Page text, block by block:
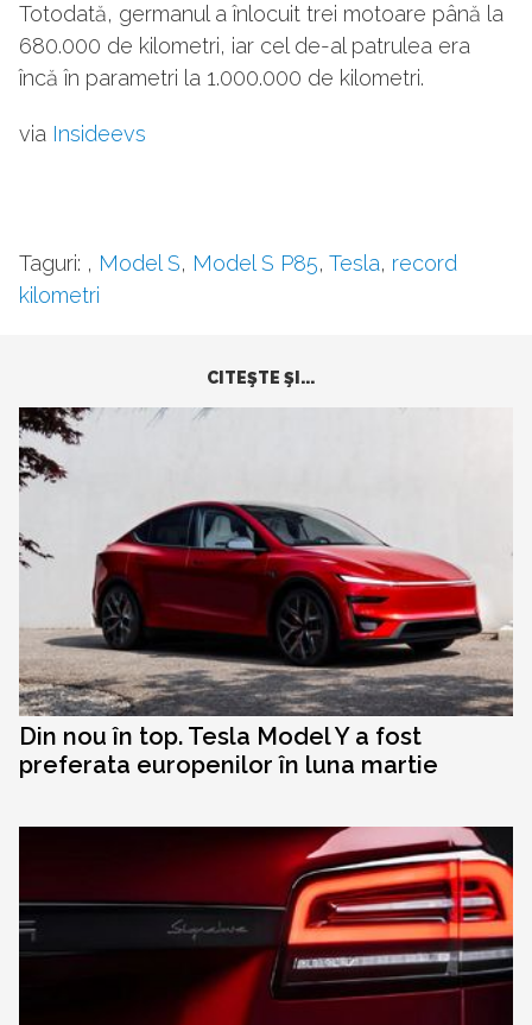
Totodată, germanul a înlocuit trei motoare până la
680.000 de kilometri, iar cel de-al patrulea era
încă în parametri la 1.000.000 de kilometri.
via Insideevs
Taguri: , Model S, Model S P85, Tesla, record
kilometri
CITEŞTE ŞI...
Din nou în top. Tesla Model Y a fost
preferata europenilor în luna martie